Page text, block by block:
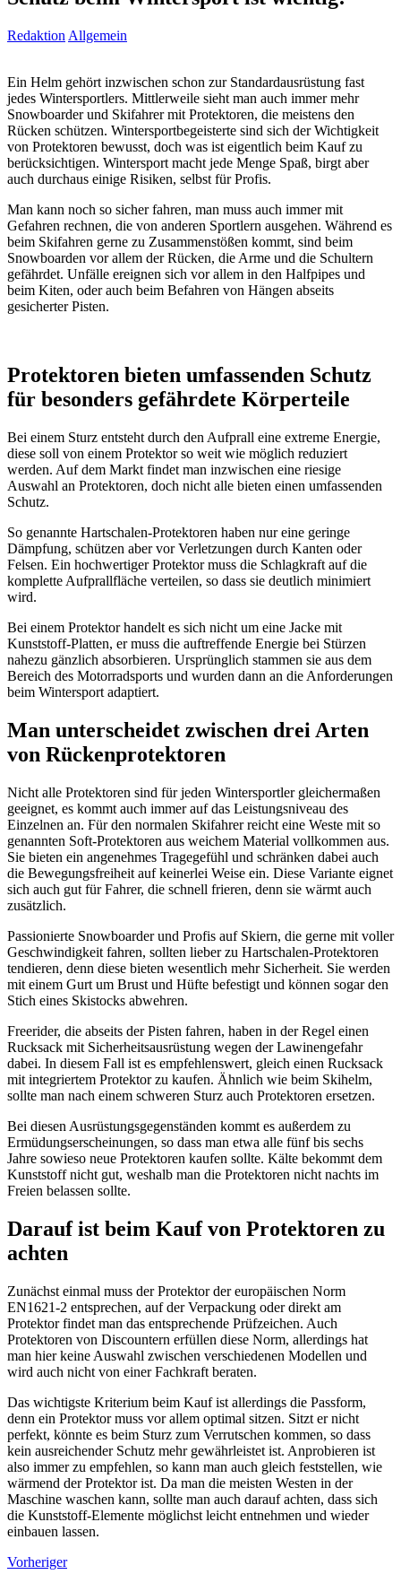
Redaktion Allgemein
Ein Helm gehört inzwischen schon zur Standardausrüstung fast
jedes Wintersportlers. Mittlerweile sieht man auch immer mehr
Snowboarder und Skifahrer mit Protektoren, die meistens den
Rücken schützen. Wintersportbegeisterte sind sich der Wichtigkeit
von Protektoren bewusst, doch was ist eigentlich beim Kauf zu
berücksichtigen. Wintersport macht jede Menge Spaß, birgt aber
auch durchaus einige Risiken, selbst für Profis.
Man kann noch so sicher fahren, man muss auch immer mit
Gefahren rechnen, die von anderen Sportlern ausgehen. Während es
beim Skifahren gerne zu Zusammenstößen kommt, sind beim
Snowboarden vor allem der Rücken, die Arme und die Schultern
gefährdet. Unfälle ereignen sich vor allem in den Halfpipes und
beim Kiten, oder auch beim Befahren von Hängen abseits
gesicherter Pisten.
Protektoren bieten umfassenden Schutz
für besonders gefährdete Körperteile
Bei einem Sturz entsteht durch den Aufprall eine extreme Energie,
diese soll von einem Protektor so weit wie möglich reduziert
werden. Auf dem Markt findet man inzwischen eine riesige
Auswahl an Protektoren, doch nicht alle bieten einen umfassenden
Schutz.
So genannte Hartschalen-Protektoren haben nur eine geringe
Dämpfung, schützen aber vor Verletzungen durch Kanten oder
Felsen. Ein hochwertiger Protektor muss die Schlagkraft auf die
komplette Aufprallfläche verteilen, so dass sie deutlich minimiert
wird.
Bei einem Protektor handelt es sich nicht um eine Jacke mit
Kunststoff-Platten, er muss die auftreffende Energie bei Stürzen
nahezu gänzlich absorbieren. Ursprünglich stammen sie aus dem
Bereich des Motorradsports und wurden dann an die Anforderungen
beim Wintersport adaptiert.
Man unterscheidet zwischen drei Arten
von Rückenprotektoren
Nicht alle Protektoren sind für jeden Wintersportler gleichermaßen
geeignet, es kommt auch immer auf das Leistungsniveau des
Einzelnen an. Für den normalen Skifahrer reicht eine Weste mit so
genannten Soft-Protektoren aus weichem Material vollkommen aus.
Sie bieten ein angenehmes Tragegefühl und schränken dabei auch
die Bewegungsfreiheit auf keinerlei Weise ein. Diese Variante eignet
sich auch gut für Fahrer, die schnell frieren, denn sie wärmt auch
zusätzlich.
Passionierte Snowboarder und Profis auf Skiern, die gerne mit voller
Geschwindigkeit fahren, sollten lieber zu Hartschalen-Protektoren
tendieren, denn diese bieten wesentlich mehr Sicherheit. Sie werden
mit einem Gurt um Brust und Hüfte befestigt und können sogar den
Stich eines Skistocks abwehren.
Freerider, die abseits der Pisten fahren, haben in der Regel einen
Rucksack mit Sicherheitsausrüstung wegen der Lawinengefahr
dabei. In diesem Fall ist es empfehlenswert, gleich einen Rucksack
mit integriertem Protektor zu kaufen. Ähnlich wie beim Skihelm,
sollte man nach einem schweren Sturz auch Protektoren ersetzen.
Bei diesen Ausrüstungsgegenständen kommt es außerdem zu
Ermüdungserscheinungen, so dass man etwa alle fünf bis sechs
Jahre sowieso neue Protektoren kaufen sollte. Kälte bekommt dem
Kunststoff nicht gut, weshalb man die Protektoren nicht nachts im
Freien belassen sollte.
Darauf ist beim Kauf von Protektoren zu
achten
Zunächst einmal muss der Protektor der europäischen Norm
EN1621-2 entsprechen, auf der Verpackung oder direkt am
Protektor findet man das entsprechende Prüfzeichen. Auch
Protektoren von Discountern erfüllen diese Norm, allerdings hat
man hier keine Auswahl zwischen verschiedenen Modellen und
wird auch nicht von einer Fachkraft beraten.
Das wichtigste Kriterium beim Kauf ist allerdings die Passform,
denn ein Protektor muss vor allem optimal sitzen. Sitzt er nicht
perfekt, könnte es beim Sturz zum Verrutschen kommen, so dass
kein ausreichender Schutz mehr gewährleistet ist. Anprobieren ist
also immer zu empfehlen, so kann man auch gleich feststellen, wie
wärmend der Protektor ist. Da man die meisten Westen in der
Maschine waschen kann, sollte man auch darauf achten, dass sich
die Kunststoff-Elemente möglichst leicht entnehmen und wieder
einbauen lassen.
Vorheriger